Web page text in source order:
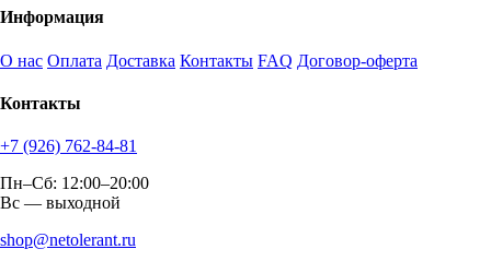
Информация
О нас Оплата Доставка Контакты FAQ Договор-оферта
Контакты
+7 (926) 762-84-81
Пн–Сб: 12:00–20:00
Вс — выходной
shop@netolerant.ru